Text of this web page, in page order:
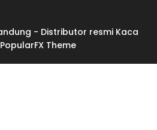
- Distributor resmi Kaca
PopularFX Theme